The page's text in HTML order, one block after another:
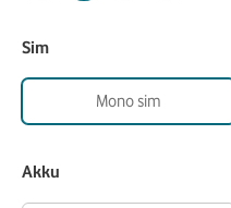
Sim
Mono sim
Akku